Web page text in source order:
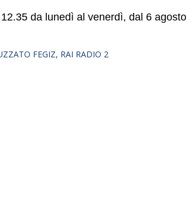
da lunedì al venerdì, dal 6 agosto
FEGIZ RAI RADIO 2